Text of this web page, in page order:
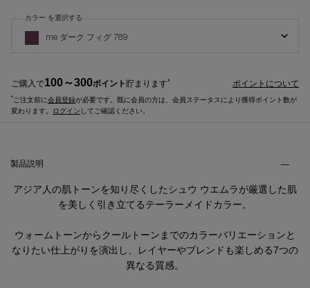
me ダーク フィグ 789
カラー を選択する
ご購入で100～300ポイント貯まります* ポイントについて
* ご注文前に会員登録が必要です。既に会員の方は、会員ステータスにより獲得ポイント数が
変わります。
ログイン してご確認ください。
製品説明
アジア人の肌トーンを知り尽くしたシュウ ウエムラが厳選した肌
を美しく引き立てるテーラーメイドカラー。
ウォームトーンからクールトーンまでのカラーバリエーションと
なりたい仕上がりを演出し、レイヤーやブレンドも楽しめる7つの
異なる質感。